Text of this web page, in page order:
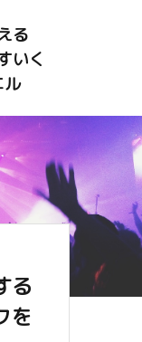
る
いく
ル
る
を